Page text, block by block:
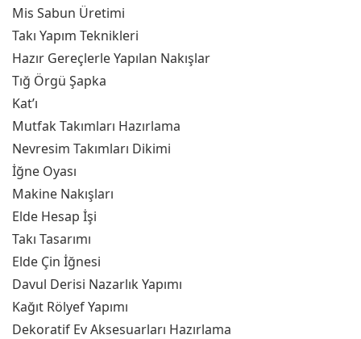
Mis Sabun Üretimi
Takı Yapım Teknikleri
Hazır Gereçlerle Yapılan Nakışlar
Tığ Örgü Şapka
Kat’ı
Mutfak Takımları Hazırlama
Nevresim Takımları Dikimi
İğne Oyası
Makine Nakışları
Elde Hesap İşi
Takı Tasarımı
Elde Çin İğnesi
Davul Derisi Nazarlık Yapımı
Kağıt Rölyef Yapımı
Dekoratif Ev Aksesuarları Hazırlama